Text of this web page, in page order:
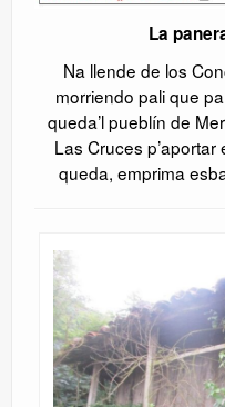
La
Na llende de los
morriendo pali que
queda’l pueblín de
Las Cruces p’aportar
queda, emprima